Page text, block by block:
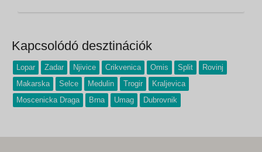
Kapcsolódó desztinációk
Lopar Zadar Njivice Crikvenica Omis Split
Rovinj
Makarska
Selce Medulin Trogir
Kraljevica
Moscenicka Draga
Brna Umag Dubrovnik